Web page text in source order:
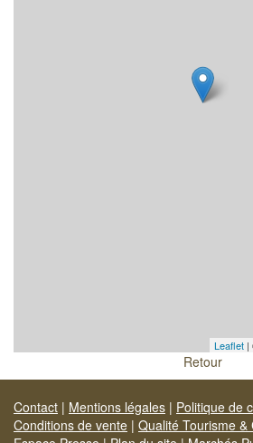
Leaflet |
Retour
Contact | Mentions légales | Politique de
Conditions de vente | Qualité Tourisme